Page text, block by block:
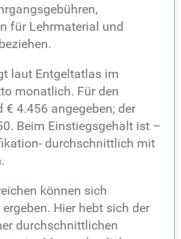
für Lehrmaterial und
laut Entgeltatlas im
monatlich. Für den
4.456 angegeben; der
Beim Einstiegsgehalt ist –
durchschnittlich mit
können sich
Hier hebt sich der
durchschnittlichen